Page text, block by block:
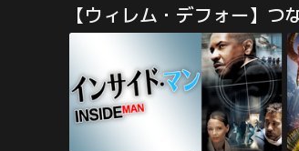
衝突死とされているのだが、そんな“最悪の
奇跡”が起こり得るのだろうか？何より、
OJはこの事故の際に一瞬目にした飛行物体
【ウィレム・デフォー】つ